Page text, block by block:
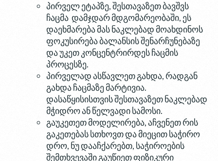
პირველ ეტაპზე, შესთავაზეთ ბავშვს
ჩაცმა დამჯდარ მდგომარეობაში, ეს
დაეხმარება მას ნაკლებად მოახდინოს
ფოკუსირება ბალანსის შენარჩუნებაზე
და უკეთ კონცენტრირდეს ჩაცმის
პროცესზე.
პირველად ასწავლეთ გახდა, რადგან
გახდა ჩაცმაზე მარტივია.
დასაწყისისთვის შესთავაზეთ ნაკლებად
მჭიდრო ან წელვადი სამოსი.
გაუკეთეთ მოდელირება, აჩვენეთ რის
გაკეთებას სთხოვთ და მიეცით საჭირო
დრო, ნუ დააჩქარებთ, საჭიროების
შემთხვევაში გაუწიეთ ფიზიკური